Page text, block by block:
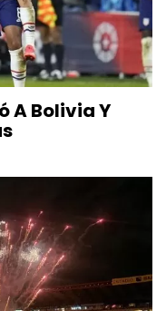
A Bolivia Y